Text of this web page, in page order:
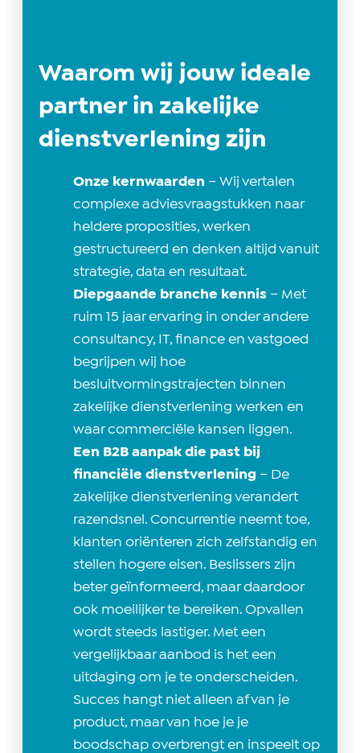
Waarom wij jouw ideale
partner in zakelijke
dienstverlening zijn
Onze kernwaarden – Wij vertalen
complexe adviesvraagstukken naar
heldere proposities, werken
gestructureerd en denken altijd vanuit
strategie, data en resultaat.
Diepgaande branche kennis – Met
ruim 15 jaar ervaring in onder andere
consultancy, IT, finance en vastgoed
begrijpen wij hoe
besluitvormingstrajecten binnen
zakelijke dienstverlening werken en
waar commerciële kansen liggen.
Een B2B aanpak die past bij
financiële dienstverlening – De
zakelijke dienstverlening verandert
razendsnel. Concurrentie neemt toe,
klanten oriënteren zich zelfstandig en
stellen hogere eisen. Beslissers zijn
beter geïnformeerd, maar daardoor
ook moeilijker te bereiken. Opvallen
wordt steeds lastiger. Met een
vergelijkbaar aanbod is het een
uitdaging om je te onderscheiden.
Succes hangt niet alleen af van je
product, maar van hoe je je
boodschap overbrengt en inspeelt op